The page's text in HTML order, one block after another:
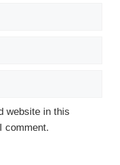
website in this
comment.